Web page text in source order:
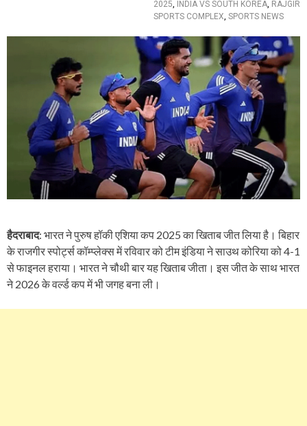
2025, INDIA VS SOUTH KOREA, RAJGIR
SPORTS COMPLEX, SPORTS NEWS
हैदराबाद: भारत ने पुरुष हॉकी एशिया कप 2025 का खिताब जीत लिया है। बिहार
के राजगीर स्पोर्ट्स कॉम्प्लेक्स में रविवार को टीम इंडिया ने साउथ कोरिया को 4-1
से फाइनल हराया। भारत ने चौथी बार यह खिताब जीता। इस जीत के साथ भारत
ने 2026 के वर्ल्ड कप में भी जगह बना ली।